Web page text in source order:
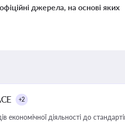
джерела, на основі яких
+2
економічної діяльності до